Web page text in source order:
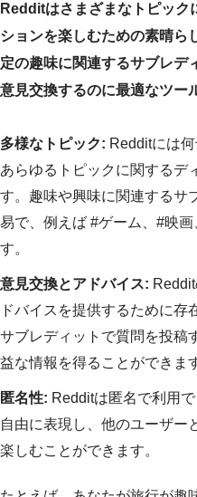
Redditはさまざまなトピック
ションを楽しむための素晴ら
定の趣味に関連するサブレデ
意見交換するのに最適なツー
多様なトピック: Redditには
あらゆるトピックに関するデ
す。趣味や興味に関連するサ
易で、例えば #ゲーム、#映
す。
意見交換とアドバイス:
ドバイスを提供するために
サブレディットで質問を投稿
益な情報を得ることができま
匿名性: Redditは匿名で利用
自由に表現し、他のユーザー
楽しむことができます。